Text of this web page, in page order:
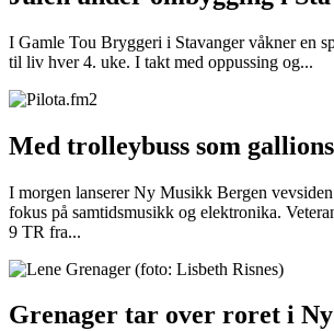
I Gamle Tou Bryggeri i Stavanger våkner en
til liv hver 4. uke. I takt med oppussing og...
Med trolleybuss som
I morgen lanserer Ny Musikk Bergen
fokus på samtidsmusikk og elektronika.
9 TR fra...
Grenager tar over roret i